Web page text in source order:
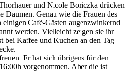
und Nicole Boriczka drücken
Daumen. Genau wie die Frauen des
einigen Cafè-Gästen augenzwinkernd
werden. Vielleicht zeigen sie ihr
bei Kaffee und Kuchen an den Tag
Er hat sich übrigens für den
vorgenommen. Aber die ist